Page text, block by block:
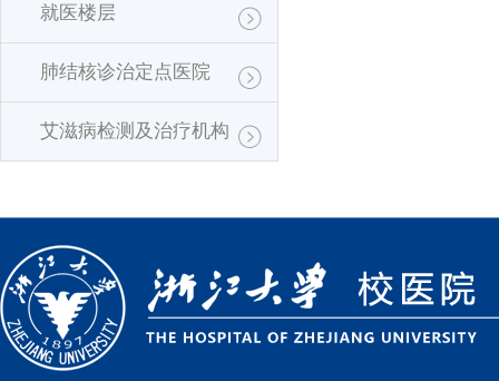
就医楼层
肺结核诊治定点医院
艾滋病检测及治疗机构